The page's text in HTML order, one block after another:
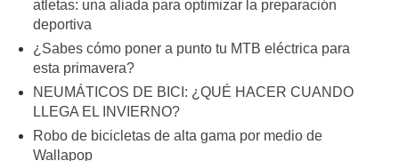
atletas: una aliada para optimizar la preparación
deportiva
¿Sabes cómo poner a punto tu MTB eléctrica para
esta primavera?
NEUMÁTICOS DE BICI: ¿QUÉ HACER CUANDO
LLEGA EL INVIERNO?
Robo de bicicletas de alta gama por medio de
Wallapop